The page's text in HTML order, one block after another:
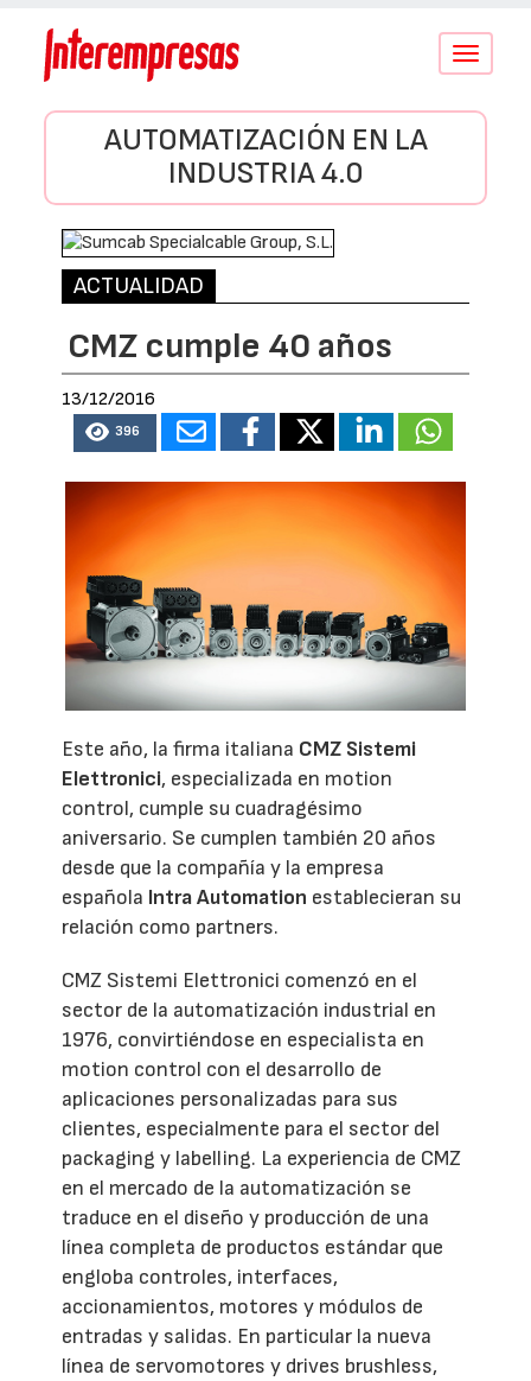
Conmutar
AUTOMATIZACIÓN EN LA
INDUSTRIA 4.0
ACTUALIDAD
CMZ cumple 40 años
13/12/2016
396
Este año, la firma italiana CMZ Sistemi
Elettronici, especializada en motion
control, cumple su cuadragésimo
aniversario. Se cumplen también 20 años
desde que la compañía y la empresa
española Intra Automation establecieran su
relación como partners.
CMZ Sistemi Elettronici comenzó en el
sector de la automatización industrial en
1976, convirtiéndose en especialista en
motion control con el desarrollo de
aplicaciones personalizadas para sus
clientes, especialmente para el sector del
packaging y labelling. La experiencia de CMZ
en el mercado de la automatización se
traduce en el diseño y producción de una
línea completa de productos estándar que
engloba controles, interfaces,
accionamientos, motores y módulos de
entradas y salidas. En particular la nueva
línea de servomotores y drives brushless,